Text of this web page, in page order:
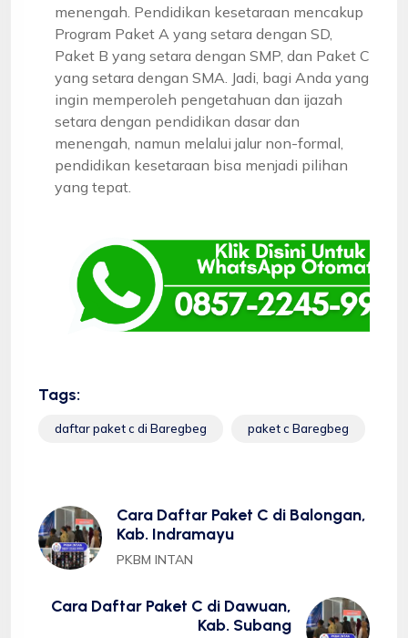
menengah. Pendidikan kesetaraan mencakup
Program Paket A yang setara dengan SD,
Paket B yang setara dengan SMP, dan Paket C
yang setara dengan SMA. Jadi, bagi Anda yang
ingin memperoleh pengetahuan dan ijazah
setara dengan pendidikan dasar dan
menengah, namun melalui jalur non-formal,
pendidikan kesetaraan bisa menjadi pilihan
yang tepat.
Tags:
daftar paket c di Baregbeg paket c Baregbeg
Cara Daftar Paket C di Balongan,
Kab. Indramayu
PKBM INTAN
Cara Daftar Paket C di Dawuan,
Kab. Subang